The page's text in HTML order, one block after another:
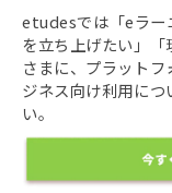
etudesでは「eラー
を立ち上げたい」
さまに、プラット
ジネス向け利用に
い。